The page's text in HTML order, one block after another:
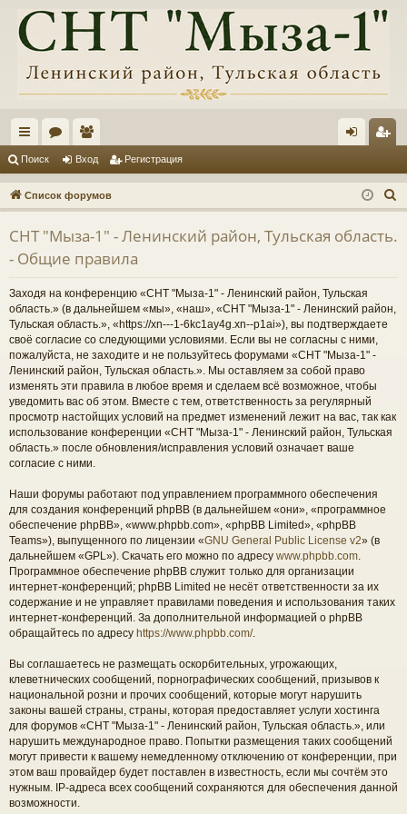
с
ы
лк
и
ум
ы
ол
ьз
ов
ат
ел
и
д ис
тр
ац
Поиск Вход Регистрация
Список форумов
о
СНТ "Мыза-1" - Ленинский район, Тульская область.
- Общие правила
Заходя на конференцию «СНТ "Мыза-1" - Ленинский район, Тульская
область.» (в дальнейшем «мы», «наш», «СНТ "Мыза-1" - Ленинский район,
Тульская область.», «https://xn---1-6kc1ay4g.xn--p1ai»), вы подтверждаете
своё согласие со следующими условиями. Если вы не согласны с ними,
пожалуйста, не заходите и не пользуйтесь форумами «СНТ "Мыза-1" -
Ленинский район, Тульская область.». Мы оставляем за собой право
изменять эти правила в любое время и сделаем всё возможное, чтобы
уведомить вас об этом. Вместе с тем, ответственность за регулярный
просмотр настойщих условий на предмет изменений лежит на вас, так как
использование конференции «СНТ "Мыза-1" - Ленинский район, Тульская
область.» после обновления/исправления условий означает ваше
согласие с ними.
Наши форумы работают под управлением программного обеспечения
для создания конференций phpBB (в дальнейшем «они», «программное
обеспечение phpBB», «www.phpbb.com», «phpBB Limited», «phpBB
Teams»), выпущенного по лицензии «GNU General Public License v2» (в
дальнейшем «GPL»). Скачать его можно по адресу www.phpbb.com
Программное обеспечение phpBB служит только для организации
интернет-конференций; phpBB Limited не несёт ответственности за их
содержание и не управляет правилами поведения и использования таких
интернет-конференций. За дополнительной информацией о phpBB
обращайтесь по адресу https://www.phpbb.com/.
Вы соглашаетесь не размещать оскорбительных, угрожающих,
клеветнических сообщений, порнографических сообщений, призывов к
национальной розни и прочих сообщений, которые могут нарушить
законы вашей страны, страны, которая предоставляет услуги хостинга
для форумов «СНТ "Мыза-1" - Ленинский район, Тульская область.», или
нарушить международное право. Попытки размещения таких сообщений
могут привести к вашему немедленному отключению от конференции, при
этом ваш провайдер будет поставлен в известность, если мы сочтём это
нужным. IP-адреса всех сообщений сохраняются для обеспечения данной
возможности.